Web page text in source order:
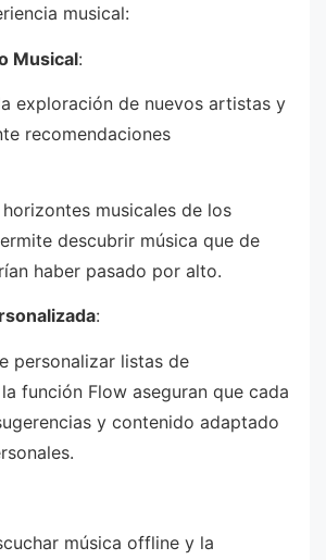
musical:
Musical:
exploración de nuevos artistas y
recomendaciones
musicales de los
descubrir música que de
haber pasado por alto.
:
personalizar listas de
función Flow aseguran que cada
y contenido adaptado
música offline y la